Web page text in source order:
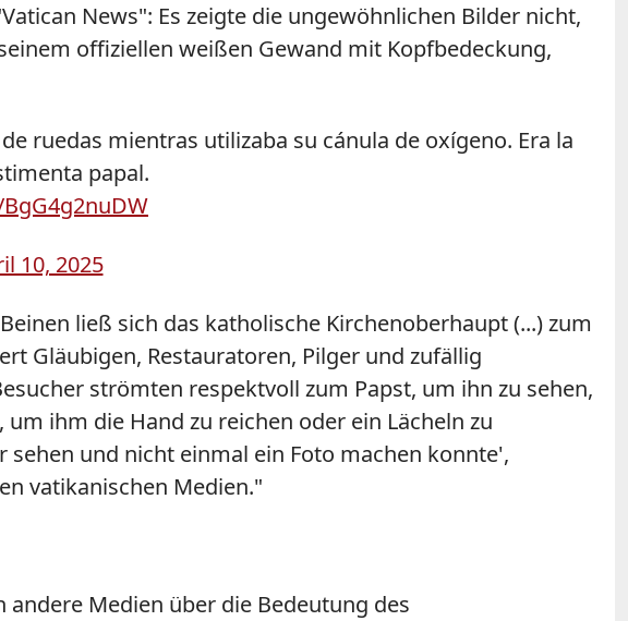
News": Es zeigte die ungewöhnlichen Bilder nicht,
offiziellen weißen Gewand mit Kopfbedeckung,
ruedas mientras utilizaba su cánula de oxígeno. Era la
papal.
10, 2025
ließ sich das katholische Kirchenoberhaupt (...) zum
Gläubigen, Restauratoren, Pilger und zufällig
strömten respektvoll zum Papst, um ihn zu sehen,
ihm die Hand zu reichen oder ein Lächeln zu
und nicht einmal ein Foto machen konnte',
vatikanischen Medien."
Medien über die Bedeutung des